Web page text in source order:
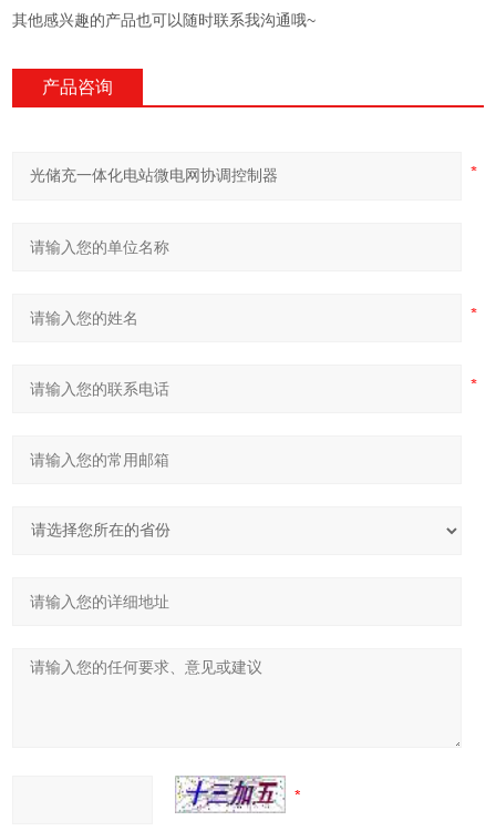
其他感兴趣的产品也可以随时联系我沟通哦~
产品咨询